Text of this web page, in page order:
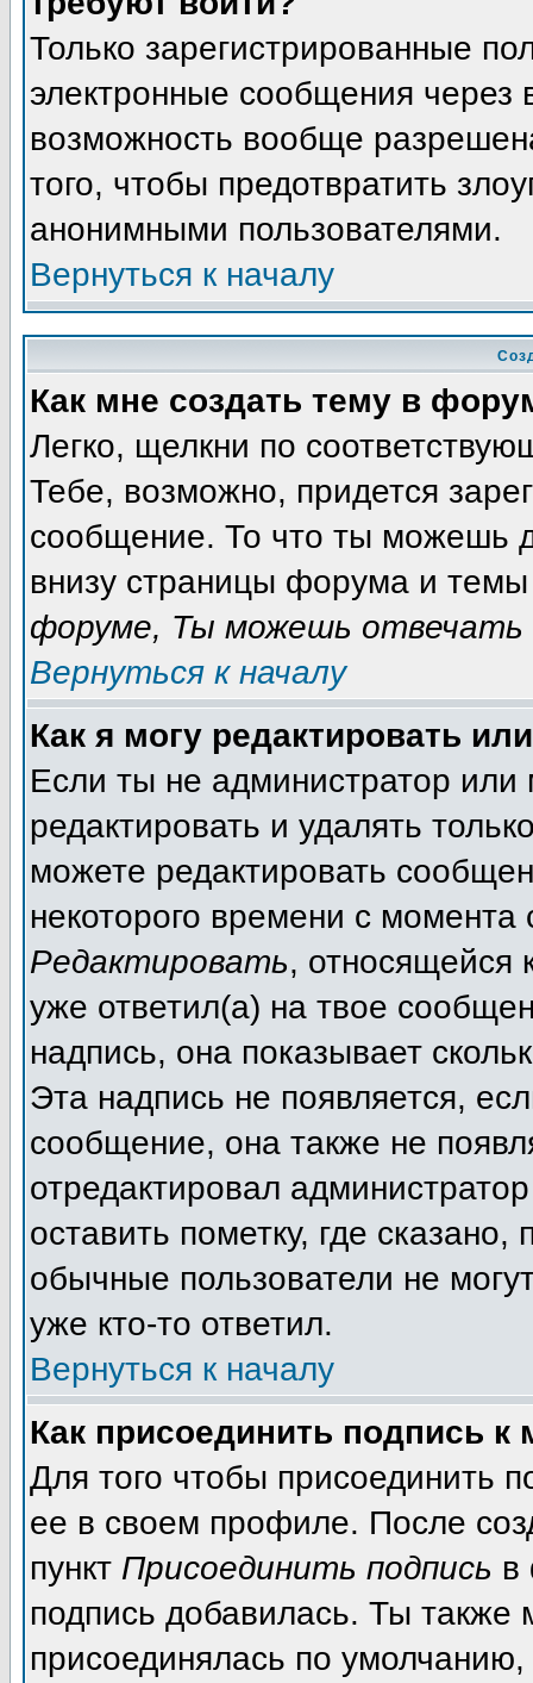
Только зарегистрированные
электронные сообщения через
возможность вообще
того, чтобы предотвратить
анонимными пользователями.
Вернуться к началу
Как мне создать тему в
Легко, щелкни по
Тебе, возможно, придется
сообщение. То что ты можешь
внизу страницы форума и
форуме, Ты можешь отвечать
Вернуться к началу
Как я могу редактировать
Если ты не администратор
редактировать и удалять
можете редактировать
некоторого времени с момента
Редактировать, относящейся
уже ответил(а) на твое
надпись, она показывает
Эта надпись не появляется,
сообщение, она также не
отредактировал
оставить пометку, где
обычные пользователи не
уже кто-то ответил.
Вернуться к началу
Как присоединить подпись
Для того чтобы присоединить
ее в своем профиле. После
пункт Присоединить подпись в
подпись добавилась. Ты
присоединялась по